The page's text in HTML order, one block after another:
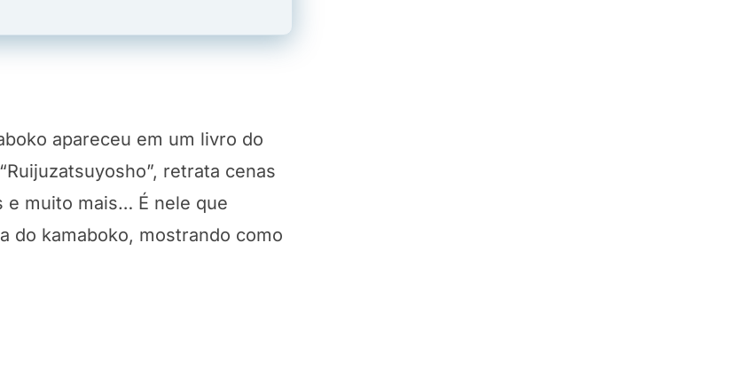
apareceu em um livro do
retrata cenas
e muito mais… É nele que
do kamaboko, mostrando como